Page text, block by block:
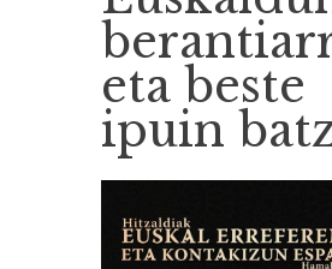
eta beste
ipuin